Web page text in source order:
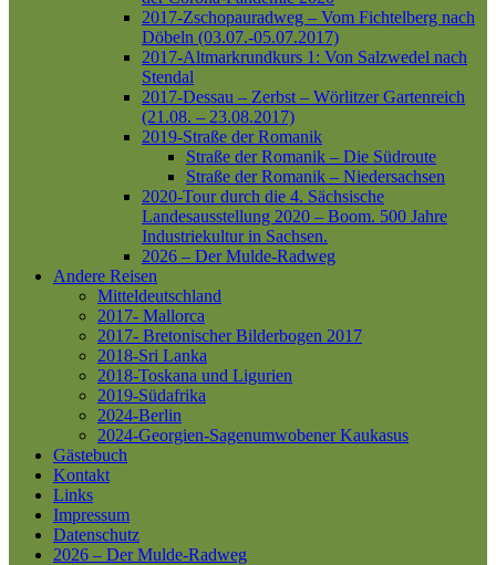
2017-Zschopauradweg – Vom Fichtelberg nach
Döbeln (03.07.-05.07.2017)
2017-Altmarkrundkurs 1: Von Salzwedel nach
Stendal
2017-Dessau – Zerbst – Wörlitzer Gartenreich
(21.08. – 23.08.2017)
2019-Straße der Romanik
Straße der Romanik – Die Südroute
Straße der Romanik – Niedersachsen
2020-Tour durch die 4. Sächsische
Landesausstellung 2020 – Boom. 500 Jahre
Industriekultur in Sachsen.
2026 – Der Mulde-Radweg
Andere Reisen
Mitteldeutschland
2017- Mallorca
2017- Bretonischer Bilderbogen 2017
2018-Sri Lanka
2018-Toskana und Ligurien
2019-Südafrika
2024-Berlin
2024-Georgien-Sagenumwobener Kaukasus
Gästebuch
Kontakt
Links
Impressum
Datenschutz
2026 – Der Mulde-Radweg